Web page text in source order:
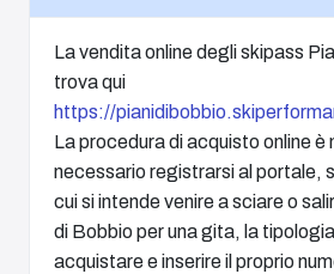
La vendita online degli skipass
trova qui
https://
La procedura di acquisto online è
necessario registrarsi al portale,
cui si intende venire a sciare o
di Bobbio per una gita, la
acquistare e inserire il proprio